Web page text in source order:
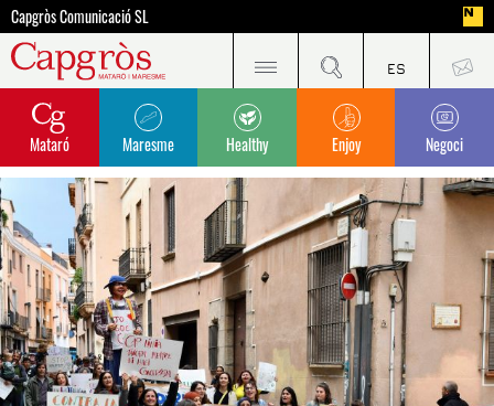
Capgròs Comunicació SL
Mataró Maresme Healthy Enjoy Negoci